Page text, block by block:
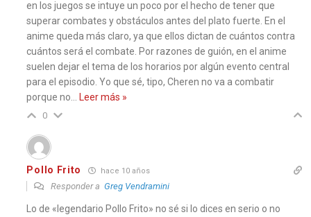
en los juegos se intuye un poco por el hecho de tener que
superar combates y obstáculos antes del plato fuerte. En el
anime queda más claro, ya que ellos dictan de cuántos contra
cuántos será el combate. Por razones de guión, en el anime
suelen dejar el tema de los horarios por algún evento central
para el episodio. Yo que sé, tipo, Cheren no va a combatir
porque no
Leer más »
0
Pollo Frito hace 10 años
Responder aGreg Vendramini
Lo de «legendario Pollo Frito» no sé si lo dices en serio o no